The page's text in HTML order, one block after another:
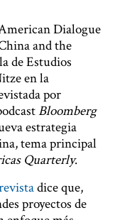
Dialogue
and the
de Estudios
en la
por
Bloomberg
estrategia
tema principal
Quarterly.
dice que,
proyectos de